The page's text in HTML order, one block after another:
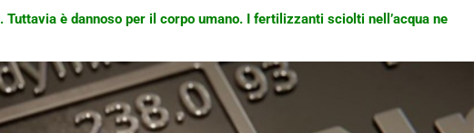
Tuttavia è dannoso per il corpo umano. I fertilizzanti sciolti nell’acqua ne